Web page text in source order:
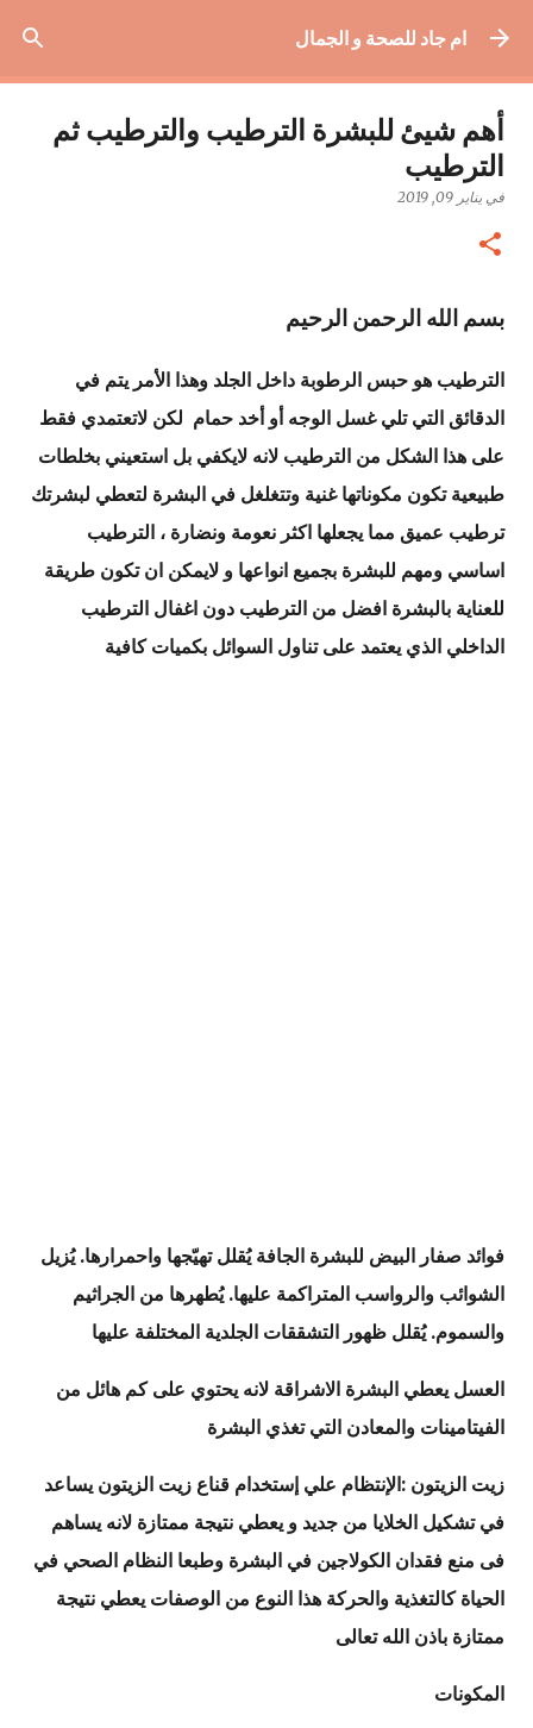
التخطي إلى المحتوى الرئيسيام جاد للصحة و الجمال
أهم شيئ للبشرة الترطيب والترطيب ثم
الترطيب
في يناير 09, 2019
بسم الله الرحمن الرحيم
الترطيب هو حبس الرطوبة داخل الجلد وهذا الأمر يتم في
الدقائق التي تلي غسل الوجه أو أخد حمام لكن لاتعتمدي فقط
على هذا الشكل من الترطيب لانه لايكفي بل استعيني بخلطات
طبيعية تكون مكوناتها غنية وتتغلغل في البشرة لتعطي لبشرتك
ترطيب عميق مما يجعلها اكثر نعومة ونضارة ، الترطيب
اساسي ومهم للبشرة بجميع انواعها و لايمكن ان تكون طريقة
للعناية بالبشرة افضل من الترطيب دون اغفال الترطيب
الداخلي الذي يعتمد على تناول السوائل بكميات كافية
فوائد صفار البيض للبشرة الجافة يُقلل تهيّجها واحمرارها. يُزيل
الشوائب والرواسب المتراكمة عليها. يُطهرها من الجراثيم
والسموم. يُقلل ظهور التشققات الجلدية المختلفة عليها
العسل يعطي البشرة الاشراقة لانه يحتوي على كم هائل من
الفيتامينات والمعادن التي تغذي البشرة
زيت الزيتون :الإنتظام علي إستخدام قناع زيت الزيتون يساعد
في تشكيل الخلايا من جديد و يعطي نتيجة ممتازة لانه يساهم
فى منع فقدان الكولاجين في البشرة وطبعا النظام الصحي في
الحياة كالتغذية والحركة هذا النوع من الوصفات يعطي نتيجة
ممتازة باذن الله تعالى
المكونات